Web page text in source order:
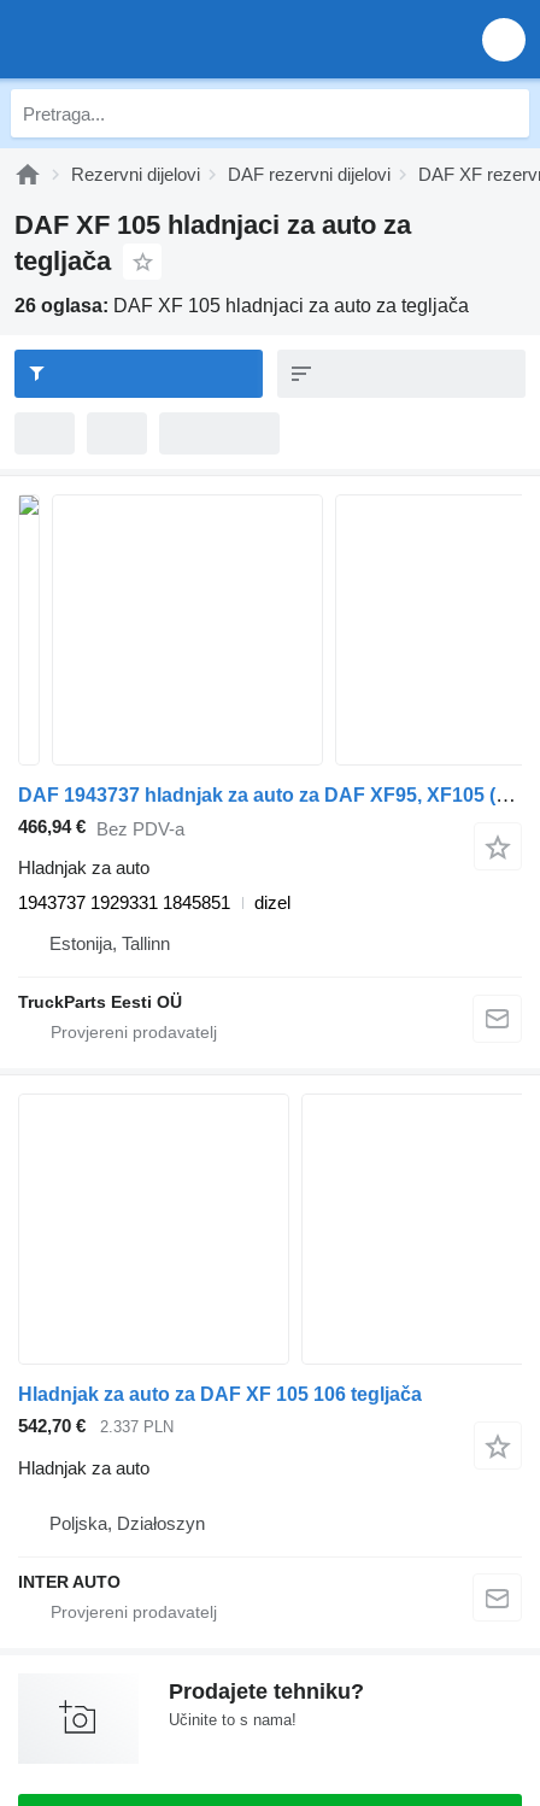
Rezervni dijelovi DAF rezervni dijelovi DAF XF
DAF XF 105 hladnjaci za auto za
tegljača
26 oglasa: DAF XF 105 hladnjaci za auto za tegljača
DAF 1943737 hladnjak za auto za DAF XF95, XF105 (2001-2014) tegljača
466,94 € Bez PDV-a
Hladnjak za auto
1943737 1929331 1845851
dizel
Estonija, Tallinn
TruckParts Eesti OÜ
Hladnjak za auto za DAF XF 105 106 tegljača
542,70 €
2.337 PLN
Hladnjak za auto
Poljska, Działoszyn
INTER AUTO
Prodajete tehniku?
Učinite to s nama!